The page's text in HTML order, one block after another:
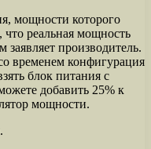
мощности которого
реальная мощность
производитель.
временем конфигурация
блок питания с
добавить 25% к
мощности.